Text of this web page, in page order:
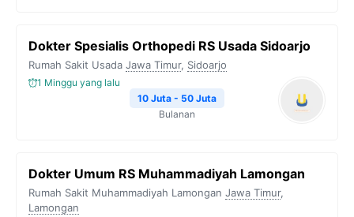
Dokter Spesialis Orthopedi RS Usada Sidoarjo
Rumah Sakit Usada Jawa Timur, Sidoarjo
1 Minggu yang lalu
10 Juta - 50 Juta
Bulanan
Dokter Umum RS Muhammadiyah Lamongan
Rumah Sakit Muhammadiyah Lamongan Jawa Timur,
Lamongan